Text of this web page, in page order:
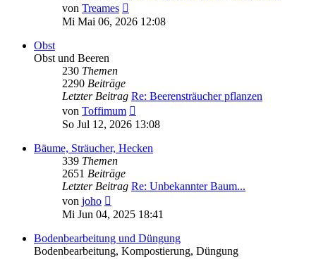
von Treames
Beitrag
Mi Mai 06, 2026 12:08
Obst
Obst und Beeren
230 Themen
2290 Beiträge
Letzter Beitrag Re: Beerensträucher pflanzen
von Toffimum
Beitrag
So Jul 12, 2026 13:08
Bäume, Sträucher, Hecken
339 Themen
2651 Beiträge
Letzter Beitrag Re: Unbekannter Baum...
von joho
Beitrag
Mi Jun 04, 2025 18:41
Bodenbearbeitung und Düngung
Bodenbearbeitung, Kompostierung, Düngung